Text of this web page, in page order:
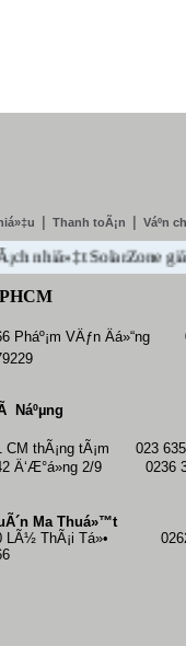
Thanh toÃ¡n Váº­n
nhiá»‡t SolarZone
Pháº¡m VÄƒn Äá»“ng
Náºµng
CM thÃ¡ng tÃ¡m 023
Ä‘Æ°á»ng 2/9 0236
Ma Thuá»™t
LÃ½ ThÃ¡i Tá»• 0262